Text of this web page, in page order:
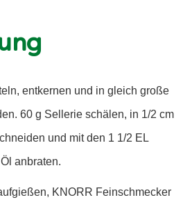
entkernen und in gleich große
60 g Sellerie schälen, in 1/2 cm
und mit den 1 1/2 EL
anbraten.
KNORR Feinschmecker